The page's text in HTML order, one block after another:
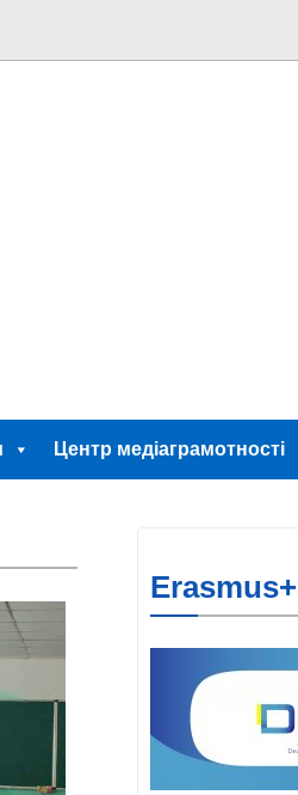
Центр медіаграмотності
Erasmus+